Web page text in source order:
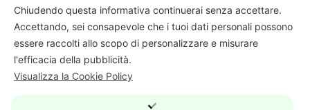
PI CF REG IMP BO01707541205 | REA
364538
digital web
Questo sito partecipa al programma di
Chiudendo questa informativa continuerai senza accettare.
Accettando, sei consapevole che i tuoi dati personali possono
essere raccolti allo scopo di personalizzare e misurare
l'efficacia della pubblicità.
Visualizza la Cookie Policy